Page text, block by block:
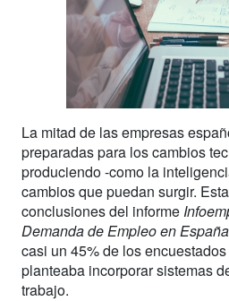
La mitad de las empresas
preparadas para los cambios
produciendo -como la
cambios que puedan surgir.
conclusiones del informe
Demanda de Empleo en España
casi un 45% de los
planteaba incorporar sistemas
trabajo.